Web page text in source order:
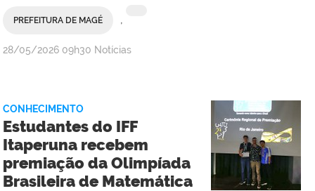
PREFEITURA DE MAGÉ
por
/
Comunicação
Social
da
Reitoria
publicado
28/05/2026 09h30 Notícias
CONHECIMENTO
Estudantes do IFF
Itaperuna recebem
premiação da Olimpíada
Brasileira de Matemática